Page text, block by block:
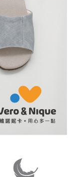
戶狀況，依本公司即
公司將視審查結果
惡意使用之情形，
取法律行動。